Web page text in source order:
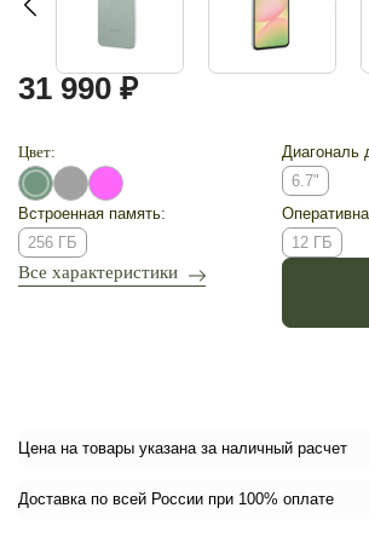
31 990 ₽
Цвет:
Диагональ
6.7"
Встроенная память:
256 ГБ
12 ГБ
Все характеристики
Цена на товары указана за наличный расчет
Доставка по всей России при 100% оплате